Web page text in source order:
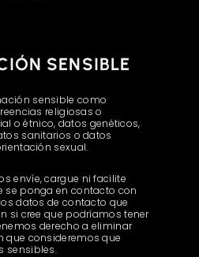
SENSIBLE
sensible como
religiosas o
o étnico, datos genéticos,
sanitarios o datos
sexual.
envíe, cargue ni facilite
se ponga en contacto con
datos de contacto que
si cree que podríamos tener
derecho a eliminar
que consideremos que
sensibles.